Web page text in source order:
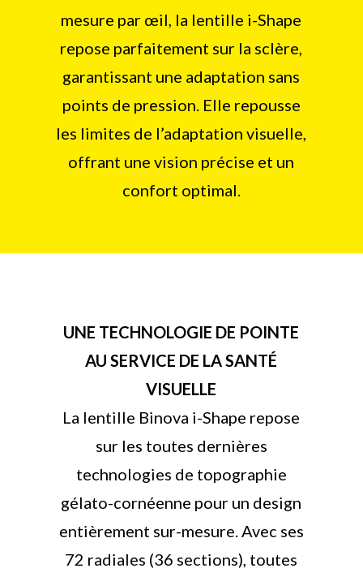
mesure par œil, la lentille i-Shape
repose parfaitement sur la sclère,
garantissant une adaptation sans
points de pression. Elle repousse
les limites de l’adaptation visuelle,
offrant une vision précise et un
confort optimal.
UNE TECHNOLOGIE DE POINTE
AU SERVICE DE LA SANTÉ
VISUELLE
La lentille Binova i-Shape repose
sur les toutes dernières
technologies de topographie
gélato-cornéenne pour un design
entièrement sur-mesure. Avec ses
72 radiales (36 sections), toutes